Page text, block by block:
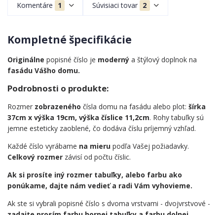
Komentáre 1 Súvisiaci tovar 2
Kompletné špecifikácie
Originálne popisné číslo je moderný a štýlový doplnok na
fasádu Vášho domu.
Podrobnosti o produkte:
Rozmer zobrazeného čísla domu na fasádu alebo plot: šírka
37cm x výška 19cm, výška číslice 11,2cm. Rohy tabuľky sú
jemne esteticky zaoblené, čo dodáva číslu príjemný vzhľad.
Každé číslo vyrábame na mieru podľa Vašej požiadavky.
Celkový rozmer závisí od počtu číslic.
Ak si prosíte iný rozmer tabuľky, alebo farbu ako
ponúkame, dajte nám vedieť a radi Vám vyhovieme.
Ak ste si vybrali popisné číslo s dvoma vrstvami - dvojvrstvové -